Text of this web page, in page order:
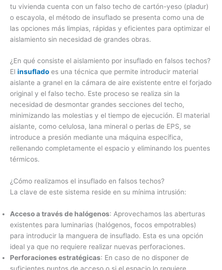
tu vivienda cuenta con un falso techo de cartón-yeso (pladur)
o escayola, el método de insuflado se presenta como una de
las opciones más limpias, rápidas y eficientes para optimizar el
aislamiento sin necesidad de grandes obras.
¿En qué consiste el aislamiento por insuflado en falsos techos?
El insuflado es una técnica que permite introducir material
aislante a granel en la cámara de aire existente entre el forjado
original y el falso techo. Este proceso se realiza sin la
necesidad de desmontar grandes secciones del techo,
minimizando las molestias y el tiempo de ejecución. El material
aislante, como celulosa, lana mineral o perlas de EPS, se
introduce a presión mediante una máquina específica,
rellenando completamente el espacio y eliminando los puentes
térmicos.
¿Cómo realizamos el insuflado en falsos techos?
La clave de este sistema reside en su mínima intrusión:
Acceso a través de halógenos: Aprovechamos las aberturas
existentes para luminarias (halógenos, focos empotrables)
para introducir la manguera de insuflado. Esta es una opción
ideal ya que no requiere realizar nuevas perforaciones.
Perforaciones estratégicas: En caso de no disponer de